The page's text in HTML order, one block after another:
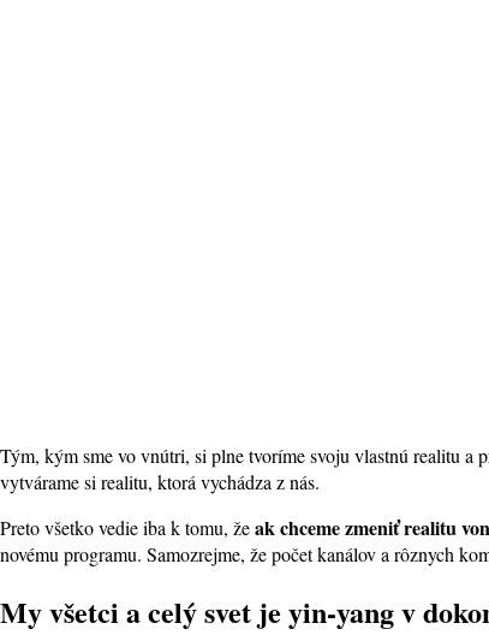
Tým, kým sme vo vnútri, si plne tvoríme svoju vlastnú realitu a
vytvárame si realitu, ktorá vychádza z nás.
Preto všetko vedie iba k tomu, žeak chceme zmeniť realitu
novému programu. Samozrejme, že počet kanálov a rôznych
My všetci a celý svet je yin-yang v